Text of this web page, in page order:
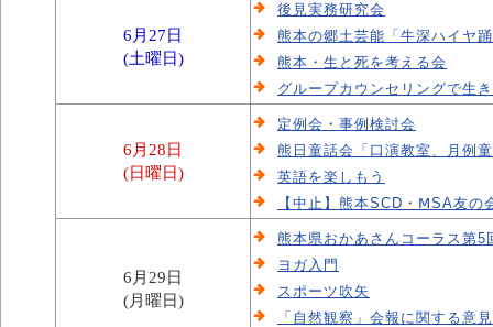
6月27日
(土曜日)
後見実務研究会
熊本の郷土芸能「牛深ハイヤ
熊本・生と死を考える会
グループカウンセリングで生
6月28日
(日曜日)
定例会・事例検討会
熊日童話会「口演教室、月例
英語を楽しもう
【中止】熊本SCD・ⅯSA友の
6月29日
(月曜日)
熊本県おかあさんコーラス第5
ヨガ入門
スポーツ吹矢
「自然観察」会報に関する意